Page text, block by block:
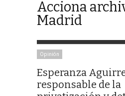
Acciona
Madrid
Opinión
Esperanza
responsable de la